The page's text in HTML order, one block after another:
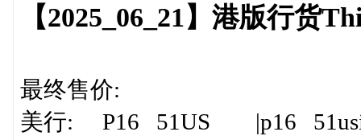
【2025_06_21】港版行货
最终售价:
美行: P16 51US |p16